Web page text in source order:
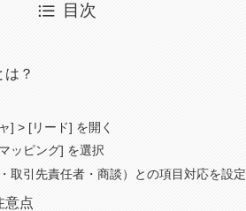
目次
？
] > [リード] を開く
ッピング] を選択
取引先責任者・商談）との項目対応を設定
意点